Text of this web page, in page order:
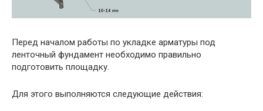
Перед началом работы по укладке арматуры под
ленточный фундамент необходимо правильно
подготовить площадку.
Для этого выполняются следующие действия: